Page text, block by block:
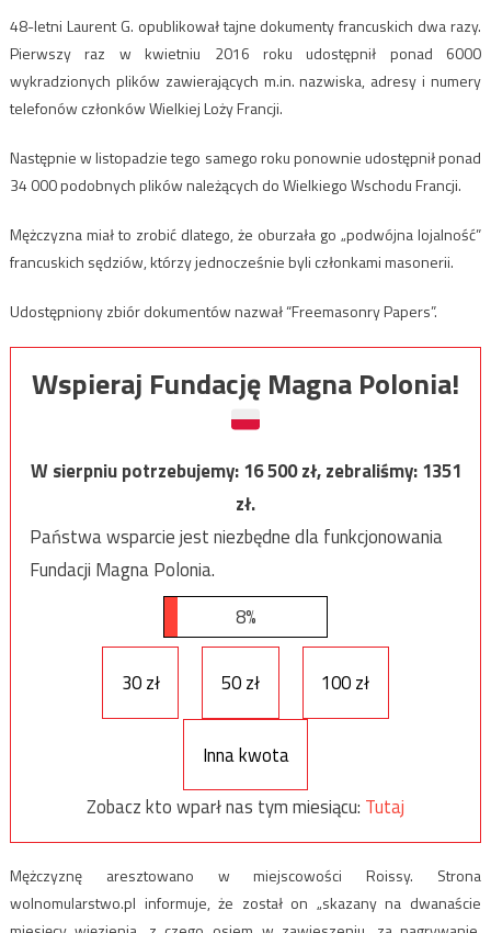
48-letni Laurent G. opublikował tajne dokumenty francuskich dwa razy.
Pierwszy raz w kwietniu 2016 roku udostępnił ponad 6000
wykradzionych plików zawierających m.in. nazwiska, adresy i numery
telefonów członków Wielkiej Loży Francji.
Następnie w listopadzie tego samego roku ponownie udostępnił ponad
34 000 podobnych plików należących do Wielkiego Wschodu Francji.
Mężczyzna miał to zrobić dlatego, że oburzała go „podwójna lojalność”
francuskich sędziów, którzy jednocześnie byli członkami masonerii.
Udostępniony zbiór dokumentów nazwał “Freemasonry Papers”.
Wspieraj Fundację Magna Polonia!
W sierpniu potrzebujemy:16 500zł, zebraliśmy:1351
zł.
Państwa wsparcie jest niezbędne dla funkcjonowania
Fundacji Magna Polonia.
8%
30 zł 50 zł 100 zł
Inna kwota
Zobacz kto wparł nas tym miesiącu: Tutaj
Mężczyznę aresztowano w miejscowości Roissy. Strona
wolnomularstwo.pl informuje, że został on „skazany na dwanaście